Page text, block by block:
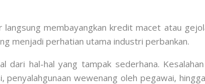
membayangkan kredit macet atau
menjadi perhatian utama industri perbankan.
hal-hal yang tampak sederhana.
wewenang oleh pegawai,